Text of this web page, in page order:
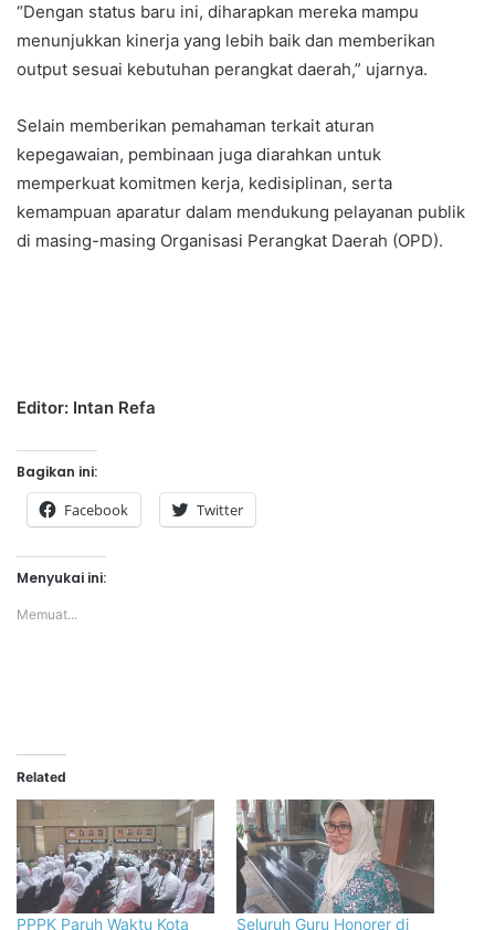
“Dengan status baru ini, diharapkan mereka mampu
menunjukkan kinerja yang lebih baik dan memberikan
output sesuai kebutuhan perangkat daerah,” ujarnya.
Selain memberikan pemahaman terkait aturan
kepegawaian, pembinaan juga diarahkan untuk
memperkuat komitmen kerja, kedisiplinan, serta
kemampuan aparatur dalam mendukung pelayanan publik
di masing-masing Organisasi Perangkat Daerah (OPD).
Editor: Intan Refa
Bagikan ini:
Facebook Twitter
Menyukai ini:
Memuat...
Related
PPPK Paruh Waktu Kota Seluruh Guru Honorer di